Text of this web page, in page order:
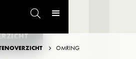

 OMRING